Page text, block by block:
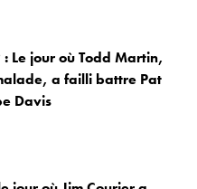
Le jour où Todd Martin,
a failli battre Pat
Davis